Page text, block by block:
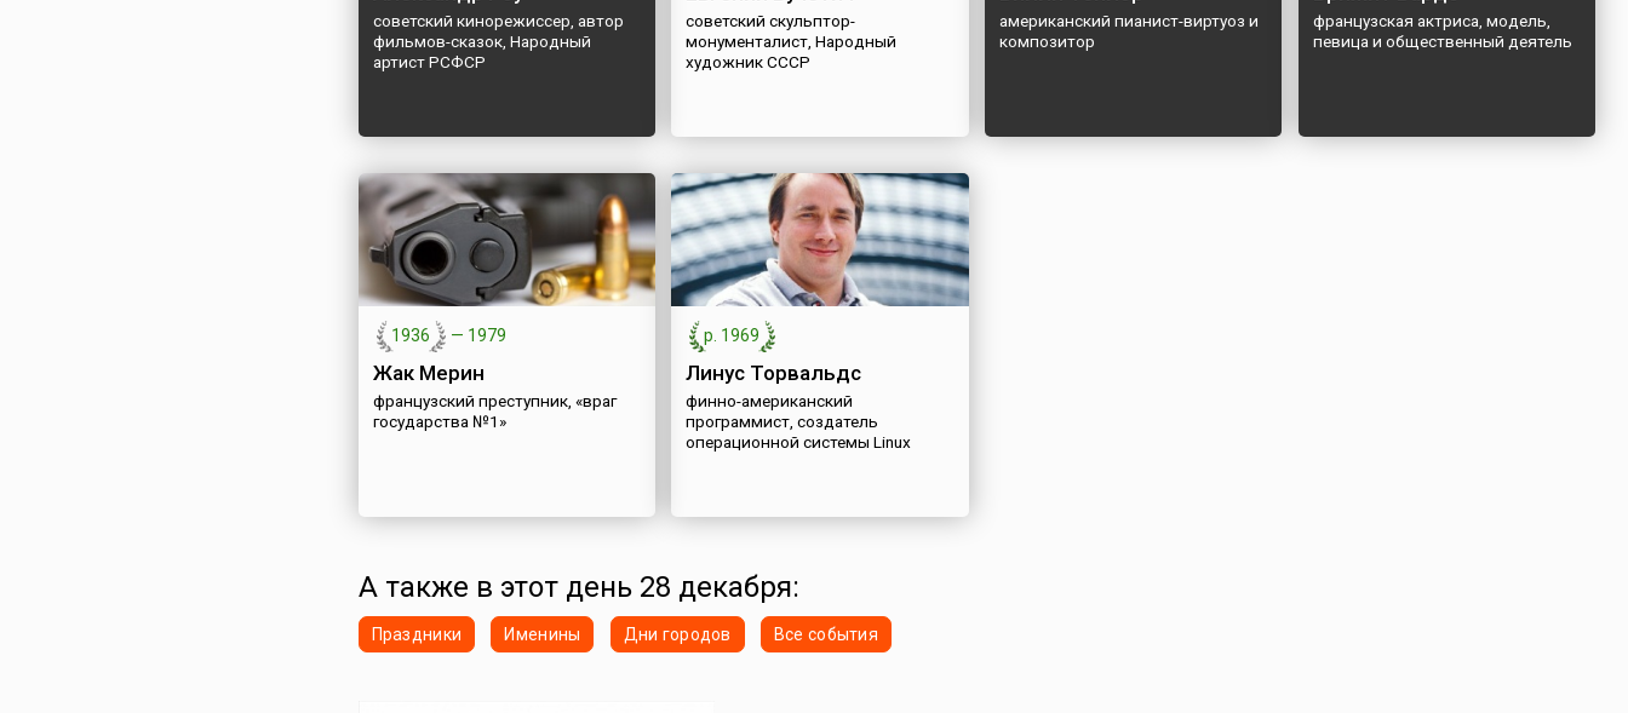
советский кинорежиссер, автор
фильмов-сказок, Народный
артист РСФСР
советский скульптор-
монументалист, Народный
художник СССР
американский пианист-виртуоз и
композитор
французская актриса, модель,
певица и общественный деятель
1936 — 1979
Жак Мерин
французский преступник, «враг
государства №1»
р. 1969
Линус Торвальдс
финно-американский
программист, создатель
операционной системы Linux
А также в этот день 28 декабря:
Праздники Именины Дни городов Все события